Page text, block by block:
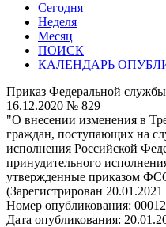
Сегодня
Неделя
Месяц
ПОИСК
КАЛЕНДАРЬ
Приказ Федеральной
16.12.2020 № 829
"О внесении изменения в
граждан, поступающих на
исполнения Российской
принудительного
утвержденные приказом
(Зарегистрирован
Номер опубликования:
Дата опубликования: